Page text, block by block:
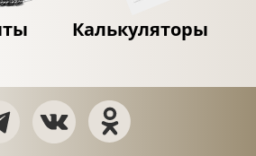
Калькуляторы